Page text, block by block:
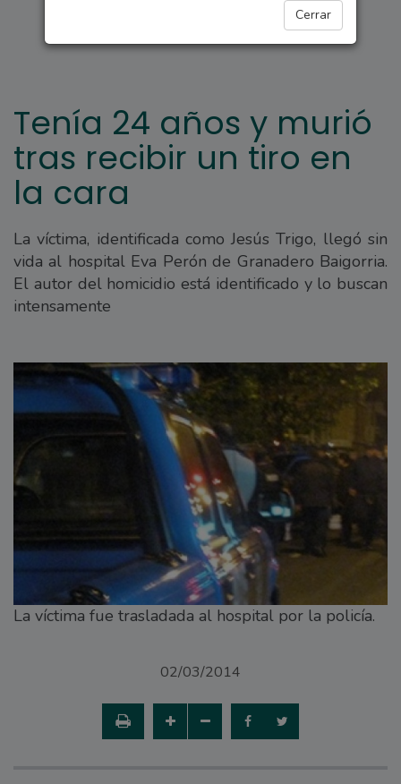
Cerrar
Tenía 24 años y murió
tras recibir un tiro en
la cara
La víctima, identificada como Jesús Trigo, llegó sin
vida al hospital Eva Perón de Granadero Baigorria.
El autor del homicidio está identificado y lo buscan
intensamente
La víctima fue trasladada al hospital por la policía.
02/03/2014